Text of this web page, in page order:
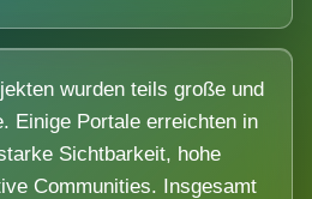
wurden teils große und
Einige Portale erreichten in
Sichtbarkeit, hohe
Communities. Insgesamt